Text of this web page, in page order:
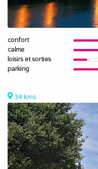
confort
calme
loisirs et sorties
parking
34 kms